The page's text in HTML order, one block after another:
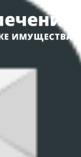
COOKIE-